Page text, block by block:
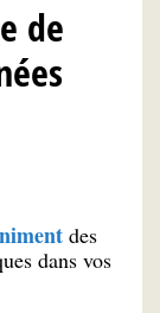
de
des
dans vos